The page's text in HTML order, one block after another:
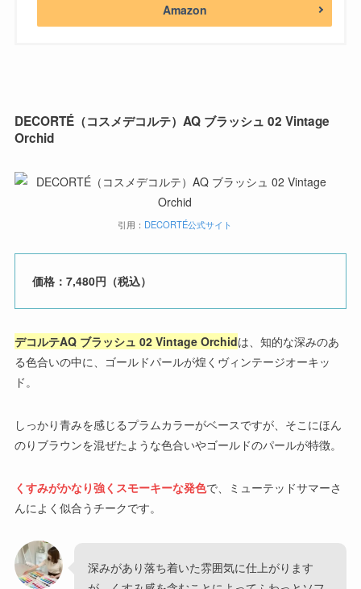
Amazon
DECORTÉ（コスメデコルテ）AQ ブラッシュ 02 Vintage
Orchid
引用： DECORTÉ公式サイト
価格：7,480円（税込）
デコルテAQ ブラッシュ 02 Vintage Orchidは、知的な深みのあ
る色合いの中に、ゴールドパールが煌くヴィンテージオーキッ
ド。
しっかり青みを感じるプラムカラーがベースですが、そこにほん
のりブラウンを混ぜたような色合いやゴールドのパールが特徴。
くすみがかなり強くスモーキーな発色で、ミューテッドサマーさ
んによく似合うチークです。
深みがあり落ち着いた雰囲気に仕上がります